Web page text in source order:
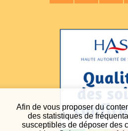
Afin de vous proposer du
des statistiques de
susceptibles de déposer des